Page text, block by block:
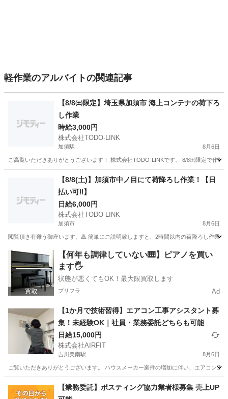
軽作業のアルバイトの関連記事
【8/8㈯限定】埼玉県加須市 海上コンテナの荷下ろ
し作業
時給3,000円
株式会社TODO-LINK
加須駅 8月6日
ご高覧いただきありがとうございます！ 株式会社TODO-LINKです。 8/8㈯限定で作業
加須駅 軽作業 コンテナ
【8/8(土)】加須市中ノ目にて荷降ろし作業！【日
払い可‼️】
日給6,000円
株式会社TODO-LINK
加須市 8月6日
閲覧頂き有難う御座います。🙇 簡単にご説明致しますと、2時間以内の荷降ろし作業
埼玉 加須市 軽作業 給料
【何年も調律していない🎹】ピアノを買い
ます🖐️
状態が悪くてもOK！最大限買取します
プリフラ Ad
【1か月で技術習得】エアコン工事アシスタント募
集！未経験OK｜社員・業務委託どちらも可能
日給15,000円
株式会社AIRFIT
吉川美南駅 8月6日
ご覧いただきありがとうございます。 ハウスメーカー案件の増加に伴い、エアコン
吉川美南駅 その他 業務委託
【業務委託】ポスティング協力業者様募集 売上UP